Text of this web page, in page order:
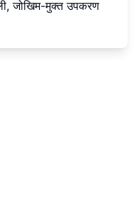
जोखिम-मुक्त उपकरण